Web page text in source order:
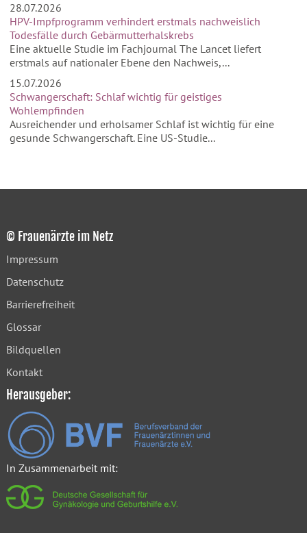
28.07.2026
HPV-Impfprogramm verhindert erstmals nachweislich
Todesfälle durch Gebärmutterhalskrebs
Eine aktuelle Studie im Fachjournal The Lancet liefert
erstmals auf nationaler Ebene den Nachweis,...
15.07.2026
Schwangerschaft: Schlaf wichtig für geistiges
Wohlempfinden
Ausreichender und erholsamer Schlaf ist wichtig für eine
gesunde Schwangerschaft. Eine US-Studie...
© Frauenärzte im Netz
Impressum
Datenschutz
Barrierefreiheit
Glossar
Bildquellen
Kontakt
Herausgeber:
In Zusammenarbeit mit: